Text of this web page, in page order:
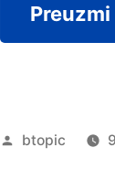
Preuzmi
Objavio
btopic